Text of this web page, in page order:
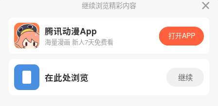
App免费看
下一话
继续浏览精彩内容
腾讯动漫App
海量漫画 新人7天免费看
打开APP
在此处浏览 继续